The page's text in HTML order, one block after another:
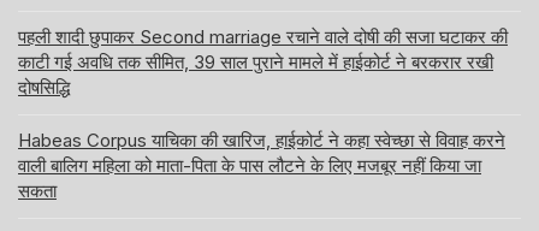
पहली शादी छुपाकर Second marriage रचाने वाले दोषी की सजा घटाकर की
काटी गई अवधि तक सीमित, 39 साल पुराने मामले में हाईकोर्ट ने बरकरार रखी
दोषसिद्धि
Habeas Corpus याचिका की खारिज, हाईकोर्ट ने कहा स्वेच्छा से विवाह करने
वाली बालिग महिला को माता-पिता के पास लौटने के लिए मजबूर नहीं किया जा
सकता